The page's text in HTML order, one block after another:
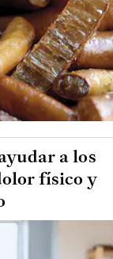
a los
físico y